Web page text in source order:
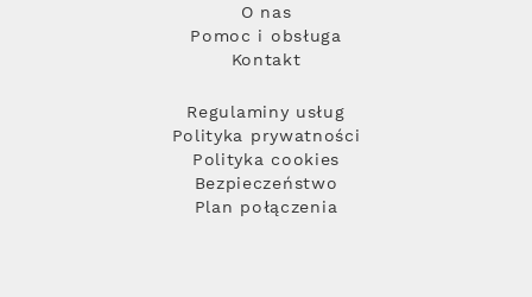
O nas
Pomoc i obsługa
Kontakt
Regulaminy usług
Polityka prywatności
Polityka cookies
Bezpieczeństwo
Plan połączenia